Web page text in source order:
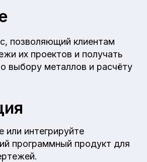
позволяющий клиентам
их проектов и получать
выбору металлов и расчёту
или интегрируйте
программный продукт для